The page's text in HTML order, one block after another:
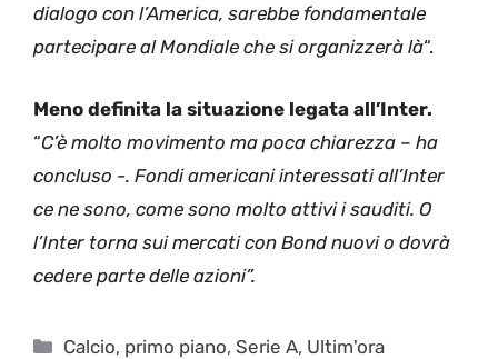
dialogo con l’America, sarebbe fondamentale
partecipare al Mondiale che si organizzerà là“.
Meno definita la situazione legata all’Inter.
“C’è molto movimento ma poca chiarezza – ha
concluso -. Fondi americani interessati all’Inter
ce ne sono, come sono molto attivi i sauditi. O
l’Inter torna sui mercati con Bond nuovi o dovrà
cedere parte delle azioni”.
Categorie
Calcio, primo piano,Serie A, Ultim'ora